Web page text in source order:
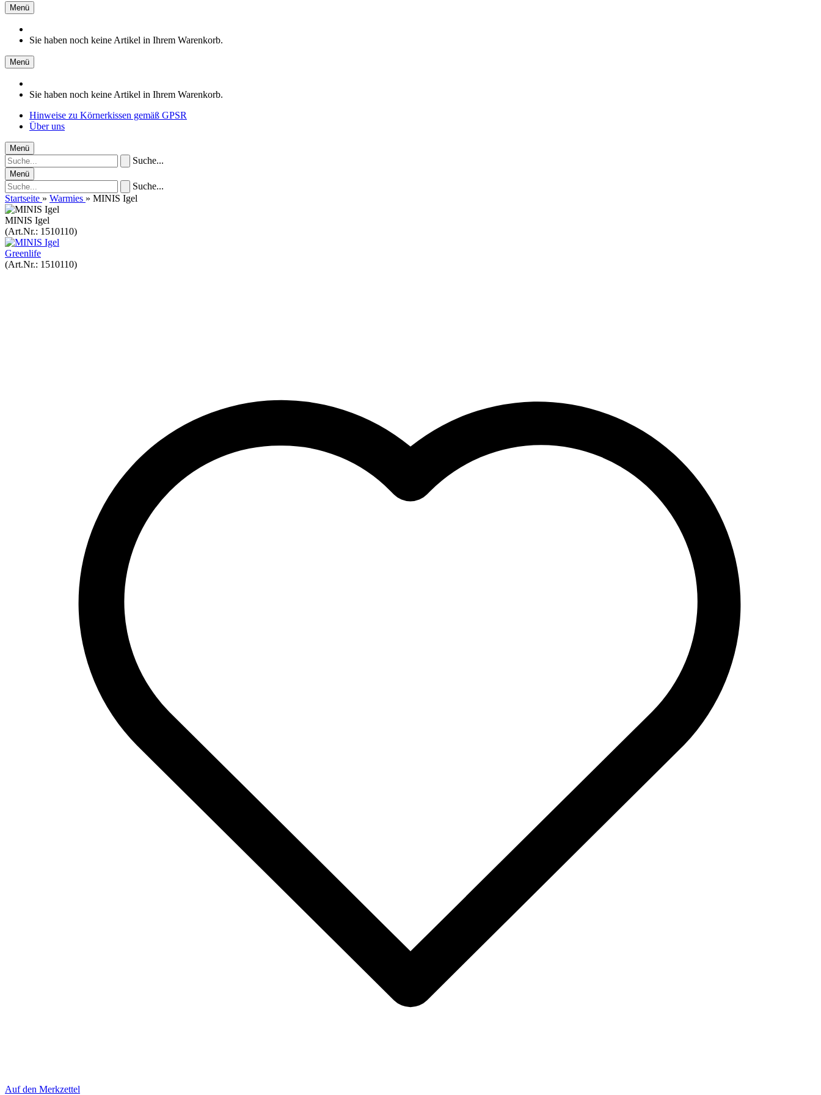
Menü
Sie haben noch keine Artikel in Ihrem Warenkorb.
Menü
Sie haben noch keine Artikel in Ihrem Warenkorb.
Hinweise zu Körnerkissen gemäß GPSR
Über uns
Menü
Suche...
Menü
Suche...
Startseite » Warmies » MINIS Igel
MINIS Igel
(Art.Nr.: 1510110)
Greenlife
(Art.Nr.: 1510110)
Auf den Merkzettel